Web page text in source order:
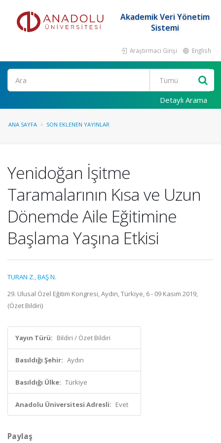
Akademik Veri Yönetim
Sistemi
Araştırmacı Girişi English
Ara
Detaylı Arama
ANA SAYFA SON EKLENEN YAYINLAR
Yenidoğan İşitme
Taramalarının Kısa ve Uzun
Dönemde Aile Eğitimine
Başlama Yaşına Etkisi
TURAN Z.,BAŞ N.
29. Ulusal Özel Eğitim Kongresi, Aydın, Türkiye, 6 - 09 Kasım 2019,
(Özet Bildiri)
Yayın Türü: Bildiri / Özet Bildiri
Basıldığı Şehir: Aydın
Basıldığı Ülke: Türkiye
Anadolu Üniversitesi Adresli: Evet
Paylaş